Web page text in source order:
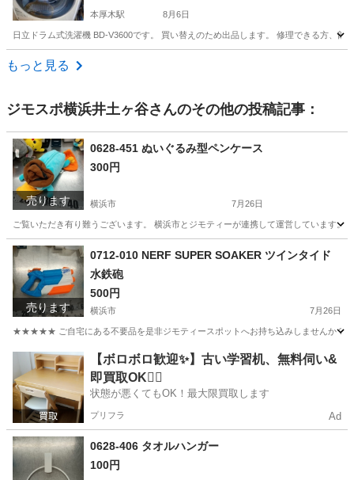
本厚木駅 8月6日
日立ドラム式洗濯機 BD-V3600です。 買い替えのため出品します。 修理できる方、
神奈川 厚木市
もっと見る
ジモスポ横浜井土ヶ谷さんのその他の投稿記事：
売ります
0628-451 ぬいぐるみ型ペンケース
300円
横浜市 7月26日
ご覧いただき有り難うございます。 横浜市とジモティーが連携して運営していま
神奈川 横浜市
売ります
0712-010 NERF SUPER SOAKER ツインタイド
水鉄砲
500円
横浜市 7月26日
★★★★★ ご自宅にある不要品を是非ジモティースポットへお持ち込みしませんか？
神奈川 横浜市 おもちゃ NERF
【ボロボロ歓迎✨】古い学習机、無料伺い&
即買取OK🙆‍♀️
状態が悪くてもOK！最大限買取します
プリフラ Ad
0628-406 タオルハンガー
100円